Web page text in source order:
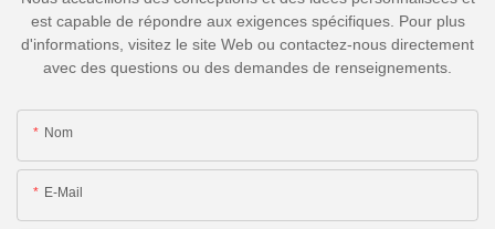
est capable de répondre aux exigences spécifiques. Pour plus
d'informations, visitez le site Web ou contactez-nous directement
avec des questions ou des demandes de renseignements.
Nom
E-Mail